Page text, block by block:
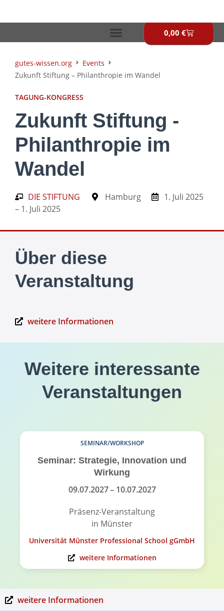
0,00 €
gutes-wissen.org
Events
Zukunft Stiftung – Philanthropie im Wandel
TAGUNG-KONGRESS
Zukunft Stiftung -
Philanthropie im
Wandel
DIE STIFTUNG Hamburg
1. Juli 2025
– 1. Juli 2025
Über diese
Veranstaltung
weitere Informationen
Weitere interessante
Veranstaltungen
SEMINAR/WORKSHOP
Seminar: Strategie, Innovation und
Wirkung
09.07.2027– 10.07.2027
Präsenz-Veranstaltung
in Münster
Universität Münster Professional School gGmbH
weitere Informationen
weitere Informationen